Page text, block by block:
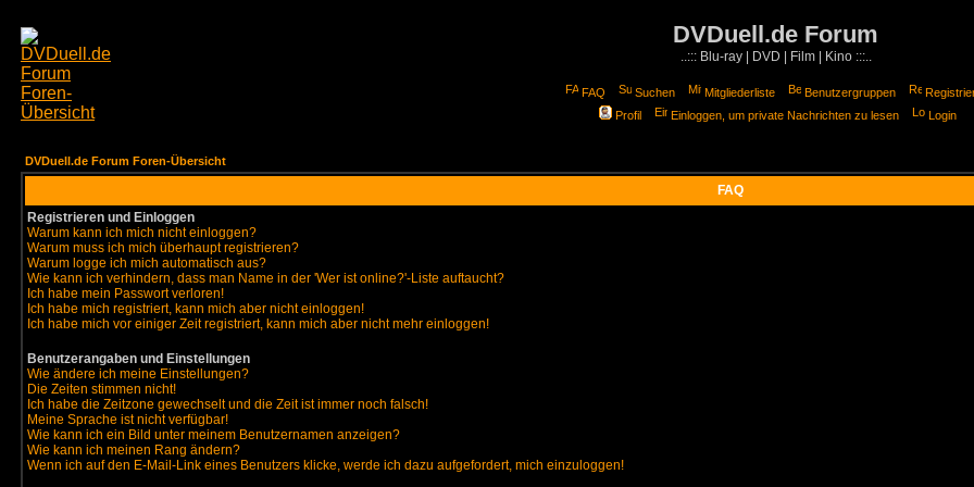
DVDuell.de Forum
..::: Blu-ray | DVD | Film | Kino :::..
FAQ Suchen Mitgliederliste Benutzergruppen
Profil
Einloggen, um private Nachrichten zu lesen Login
DVDuell.de Forum Foren-Übersicht
FAQ
Registrieren und Einloggen
Warum kann ich mich nicht einloggen?
Warum muss ich mich überhaupt registrieren?
Warum logge ich mich automatisch aus?
Wie kann ich verhindern, dass man Name in der 'Wer ist online?'-Liste auftaucht?
Ich habe mein Passwort verloren!
Ich habe mich registriert, kann mich aber nicht einloggen!
Ich habe mich vor einiger Zeit registriert, kann mich aber nicht mehr einloggen!
Benutzerangaben und Einstellungen
Wie ändere ich meine Einstellungen?
Die Zeiten stimmen nicht!
Ich habe die Zeitzone gewechselt und die Zeit ist immer noch falsch!
Meine Sprache ist nicht verfügbar!
Wie kann ich ein Bild unter meinem Benutzernamen anzeigen?
Wie kann ich meinen Rang ändern?
Wenn ich auf den E-Mail-Link eines Benutzers klicke, werde ich dazu aufgefordert, mich einzuloggen!